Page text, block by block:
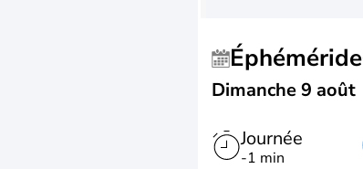
Éphéméride
Dimanche 9 août
Journée
-1 min